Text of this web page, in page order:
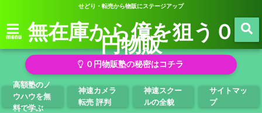
せどり・転売から物販にステージアップ
menu 無在庫から億を狙う０
円物販
０円物販塾の秘密はコチラ
高額塾のノ
ウハウを無
料で学ぶ
神速カメラ
転売 評判
神速スクー
ルの全貌
サイトマッ
プ